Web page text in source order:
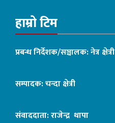
हाम्रो टिम
प्रबन्ध निर्देशक/सञ्चालक: नेत्र क्षेत्री
सम्पादक: चन्दा क्षेत्री
संवाददाता: राजेन्द्र थापा